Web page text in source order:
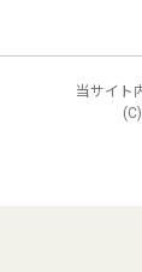
当サイト